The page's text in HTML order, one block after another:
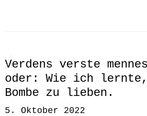
Verdens verste
oder: Wie ich
Bombe zu lieben.
5. Oktober 2022